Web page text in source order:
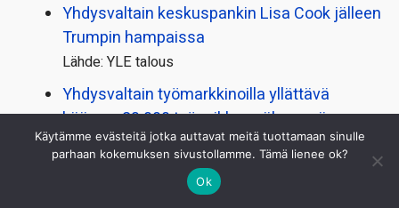
Yhdysvaltain keskuspankin Lisa Cook jälleen
Trumpin hampaissa
Lähde: YLE talous
Yhdysvaltain työmarkkinoilla yllättävä
käänne: 23 000 työpaikkaa vähemmän
heinäkuussa
”Aikamoinen järkytys” – Hotelli Tallukan
Käytämme evästeitä jotka auttavat meitä tuottamaan sinulle
parhaan kokemuksen sivustollamme. Tämä lienee ok?
Ok